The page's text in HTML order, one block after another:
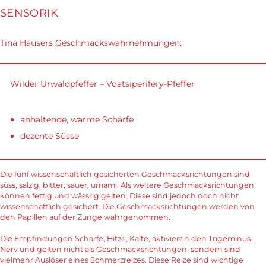
SENSORIK
Tina Hausers Geschmackswahrnehmungen:
Wilder Urwaldpfeffer – Voatsiperifery-Pfeffer
anhaltende, warme Schärfe
dezente Süsse
Die fünf wissenschaftlich gesicherten Geschmacksrichtungen sind
süss, salzig, bitter, sauer, umami. Als weitere Geschmacksrichtungen
können fettig und wässrig gelten. Diese sind jedoch noch nicht
wissenschaftlich gesichert. Die Geschmacksrichtungen werden von
den Papillen auf der Zunge wahrgenommen.
Die Empfindungen Schärfe, Hitze, Kälte, aktivieren den Trigeminus-
Nerv und gelten nicht als Geschmacksrichtungen, sondern sind
vielmehr Auslöser eines Schmerzreizes. Diese Reize sind wichtige